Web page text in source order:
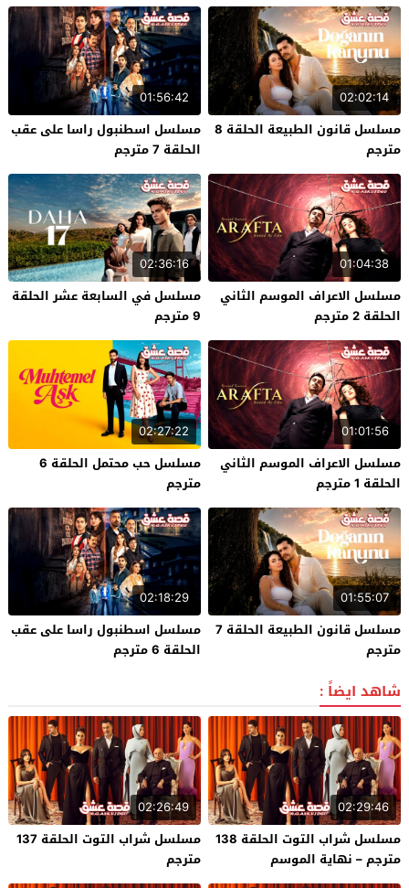
02:02:14
مسلسل قانون الطبيعة الحلقة 8
مترجم
01:56:42
مسلسل اسطنبول راسا على عقب
الحلقة 7 مترجم
01:04:38
مسلسل الاعراف الموسم الثاني
الحلقة 2 مترجم
02:36:16
مسلسل في السابعة عشر الحلقة
9 مترجم
01:01:56
مسلسل الاعراف الموسم الثاني
الحلقة 1 مترجم
02:27:22
مسلسل حب محتمل الحلقة 6
مترجم
01:55:07
مسلسل قانون الطبيعة الحلقة 7
مترجم
02:18:29
مسلسل اسطنبول راسا على عقب
الحلقة 6 مترجم
شاهد ايضاً :
02:29:46
مسلسل شراب التوت الحلقة 138
مترجم – نهاية الموسم
02:26:49
مسلسل شراب التوت الحلقة 137
مترجم